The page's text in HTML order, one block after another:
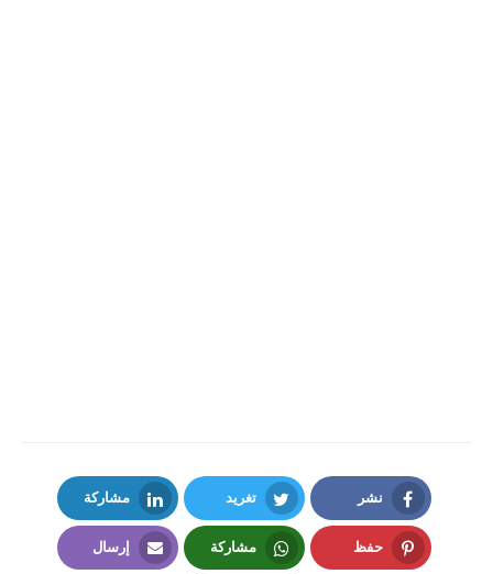
نشر
Facebook
تغريد
Twitter
مشاركة
LinkedIn
حفظ مشاركة إرسال